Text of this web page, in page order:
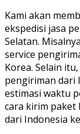
Kami akan
ekspedisi jasa
Selatan.
service
Korea. Selain
pengiriman dari
estimasi waktu
cara kirim paket
dari Indonesia